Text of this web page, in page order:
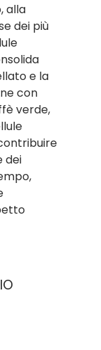
alla
dei più
e la
con
verde,
dei